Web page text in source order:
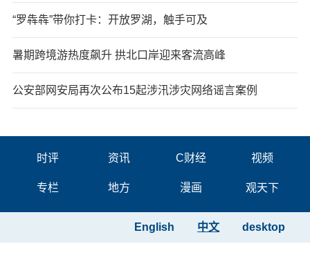
“罗犇犇”带你打卡：开放罗湖，触手可及
暑期跨境游热度飙升 拱北口岸迎来客流高峰
公安部网安局再次公布15起涉汛涉灾网络谣言案例
时评 资讯 C财经 视频
专栏 地方 漫画 观天下
desktop
中文
English